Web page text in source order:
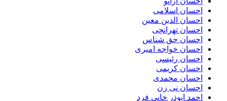
احسان اسلامی
احسان الدین معین
احسان تهرانچی
احسان حق شناس
احسان خواجه امیری
احسان رئیسی
احسان کریمی
احسان محمدی
احسان نی زن
احمد ابوذر خانی فرد